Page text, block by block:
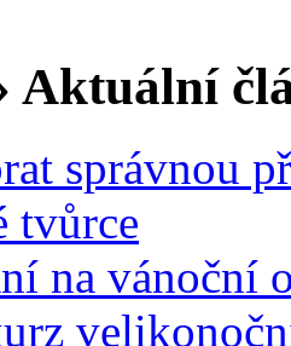
Aktuální
správnou
tvůrce
na vánoční